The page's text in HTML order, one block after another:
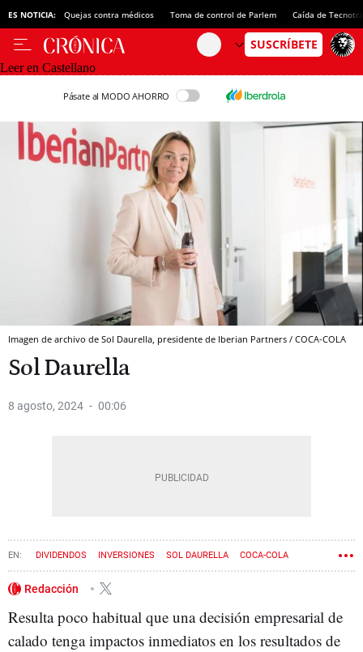
ES NOTICIA: Quejas contra médicos Toma de control de Parlem Caída de
Leer en Castellano
Pásate al MODO AHORRO
Imagen de archivo de Sol Daurella, presidente de Iberian Partners / COCA-COLA
Sol Daurella
8 agosto, 2024 00:06
DIVIDENDOS INVERSIONES SOL DAURELLA COCA-COLA
Redacción
Resulta poco habitual que una decisión empresarial de
calado tenga impactos inmediatos en los resultados de